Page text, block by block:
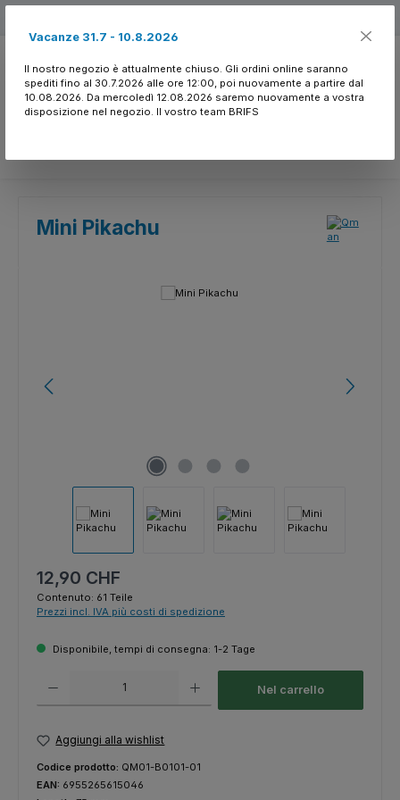
Mini Pikachu
Prezzo normale:
12,90 CHF
Contenuto: 61 Teile
Prezzi incl. IVA più costi di spedizione
Disponibile, tempi di consegna: 1-2 Tage
Nel carrello
Aggiungi alla wishlist
Codice prodotto: QM01-B0101-01
EAN: 6955265615046
Vacanze 31.7 - 10.8.2026
Il nostro negozio è attualmente chiuso. Gli ordini online saranno
spediti fino al 30.7.2026 alle ore 12:00, poi nuovamente a partire dal
10.08.2026. Da mercoledì 12.08.2026 saremo nuovamente a vostra
disposizione nel negozio. Il vostro team BRIFS